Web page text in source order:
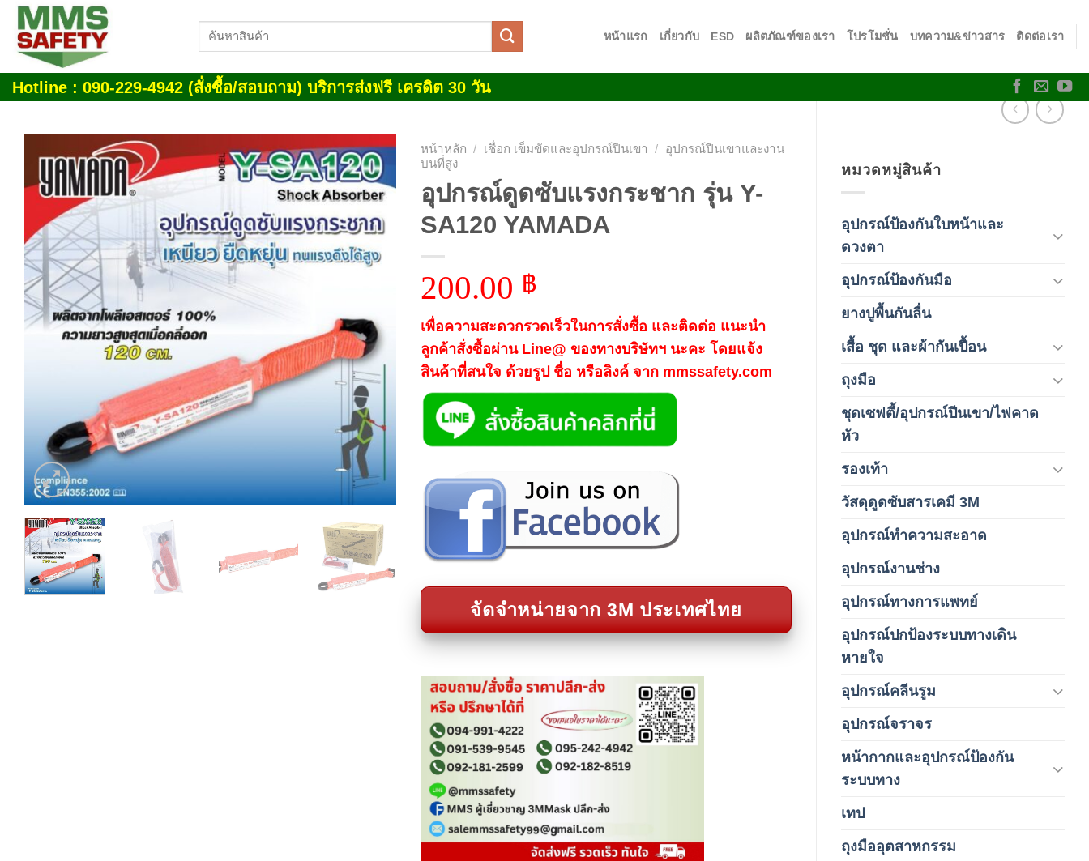
Skip
content
ค้นหา:
หน้าแรก เกี่ยวกับ ESD ผลิตภัณฑ์ของเรา โปรโมชั่น บทความ&ข่าวสาร ติดต่อเรา
Hotline : 090-229-4942 (สั่งซื้อ/สอบถาม) บริการส่งฟรี เครดิต 30 วัน
หมวดหมู่สินค้า
อุปกรณ์ป้องกันใบหน้าและ
ดวงตา
อุปกรณ์ป้องกันมือ
ยางปูพื้นกันลื่น
เสื้อ ชุด และผ้ากันเปื้อน
ถุงมือ
ชุดเซฟตี้/อุปกรณ์ปีนเขา/ไฟคาด
หัว
รองเท้า
วัสดุดูดซับสารเคมี 3M
อุปกรณ์ทำความสะอาด
อุปกรณ์งานช่าง
อุปกรณ์ทางการแพทย์
อุปกรณ์ปกป้องระบบทางเดิน
หายใจ
อุปกรณ์คลีนรูม
อุปกรณ์จราจร
หน้ากากและอุปกรณ์ป้องกัน
ระบบทาง
เทป
ถุงมืออุตสาหกรรม
Add to
หน้าหลัก / เชื่อก เข็มขัดและอุปกรณ์ปีนเขา / อุปกรณ์ปีนเขาและงาน
บนที่สูง
อุปกรณ์ดูดซับแรงกระชาก รุ่น Y-
SA120 YAMADA
200.00 ฿
เพื่อความสะดวกรวดเร็วในการสั่งซื้อ และติดต่อ แนะนำ
ลูกค้าสั่งซื้อผ่าน Line@ ของทางบริษัทฯ นะคะ โดยแจ้ง
สินค้าที่สนใจ ด้วยรูป ชื่อ หรือลิงค์ จาก mmssafety.com
จัดจำหน่ายจาก 3M ประเทศไทย